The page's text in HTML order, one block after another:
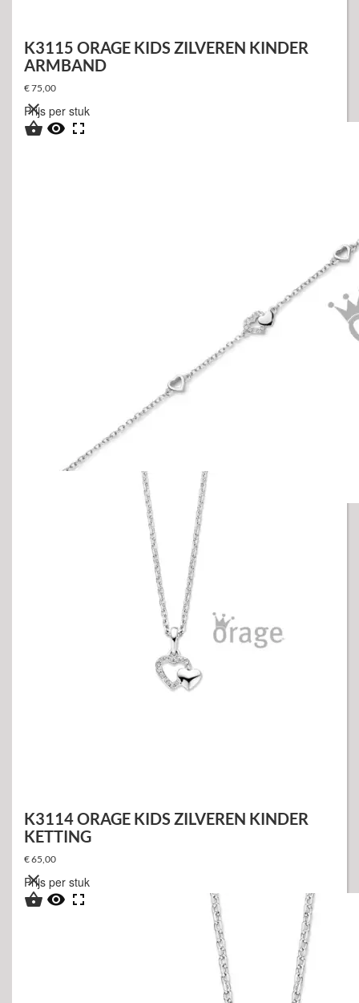
K3115 ORAGE KIDS ZILVEREN KINDER
ARMBAND
€ 75,00
Prijs per stuk
  

K3114 ORAGE KIDS ZILVEREN KINDER
KETTING
€ 65,00
Prijs per stuk
  
